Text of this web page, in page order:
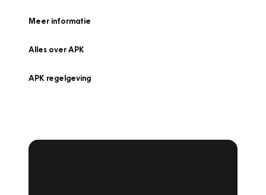
Meer informatie
Alles over APK
APK regelgeving